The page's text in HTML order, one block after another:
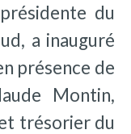
du
a inauguré
présence de
Montin,
trésorier du